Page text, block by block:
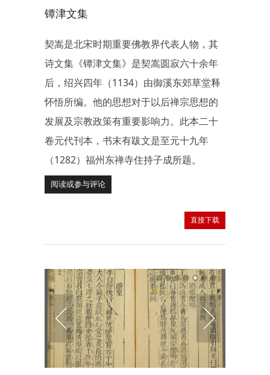
镡津文集
契嵩是北宋时期重要佛教界代表人物，其
诗文集《镡津文集》是契嵩圆寂六十余年
后，绍兴四年（1134）由御溪东郊草堂释
怀悟所编。他的思想对于以后禅宗思想的
发展及宗教政策有重要影响力。此本二十
卷元代刊本，书末有跋文是至元十九年
（1282）福州东禅寺住持子成所题。
阅读或参与评论
直接下载